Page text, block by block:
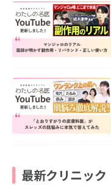
最新クリニック